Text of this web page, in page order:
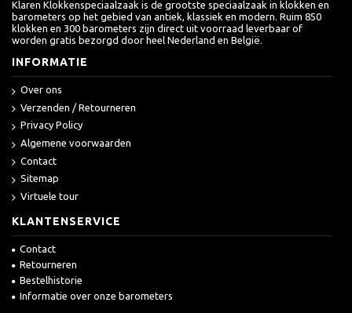
Klaren Klokkenspeciaalzaak is de grootste speciaalzaak in klokken en
barometers op het gebied van antiek, klassiek en modern. Ruim 850
klokken en 300 barometers zijn direct uit voorraad leverbaar of
worden gratis bezorgd door heel Nederland en België.
INFORMATIE
Over ons
Verzenden / Retourneren
Privacy Policy
Algemene voorwaarden
Contact
Sitemap
Virtuele tour
KLANTENSERVICE
Contact
Retourneren
Bestelhistorie
Informatie over onze barometers